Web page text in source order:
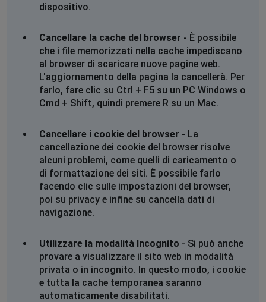
dispositivo.
Cancellare la cache del browser - È possibile
che i file memorizzati nella cache impediscano
al browser di scaricare nuove pagine web.
L'aggiornamento della pagina la cancellerà. Per
farlo, fare clic su Ctrl + F5 su un PC Windows o
Cmd + Shift, quindi premere R su un Mac.
Cancellare i cookie del browser - La
cancellazione dei cookie del browser risolve
alcuni problemi, come quelli di caricamento o
di formattazione dei siti. È possibile farlo
facendo clic sulle impostazioni del browser,
poi su privacy e infine su cancella dati di
navigazione.
Utilizzare la modalità Incognito - Si può anche
provare a visualizzare il sito web in modalità
privata o in incognito. In questo modo, i cookie
e tutta la cache temporanea saranno
automaticamente disabilitati.